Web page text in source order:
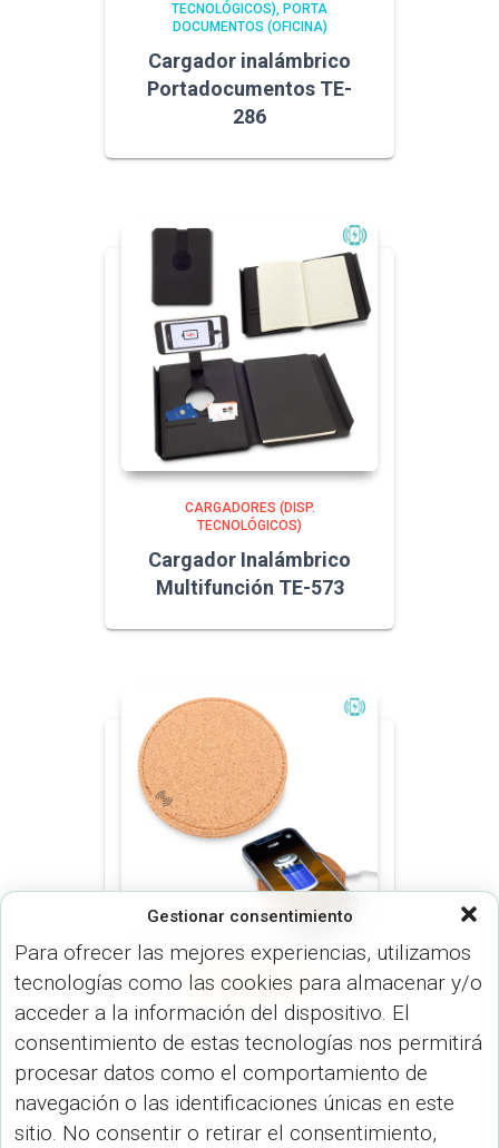
Gestionar consentimiento
Para ofrecer las mejores experiencias, utilizamos
tecnologías como las cookies para almacenar y/o
acceder a la información del dispositivo. El
consentimiento de estas tecnologías nos permitirá
procesar datos como el comportamiento de
navegación o las identificaciones únicas en este
sitio. No consentir o retirar el consentimiento,
TECNOLÓGICOS) PORTA
DOCUMENTOS (OFICINA)
Cargador inalámbrico
Portadocumentos TE-
286
CARGADORES (DISP.
TECNOLÓGICOS)
Cargador Inalámbrico
Multifunción TE-573
CARGADORES (DISP.
TECNOLÓGICOS)
Cargador Inalámbrico